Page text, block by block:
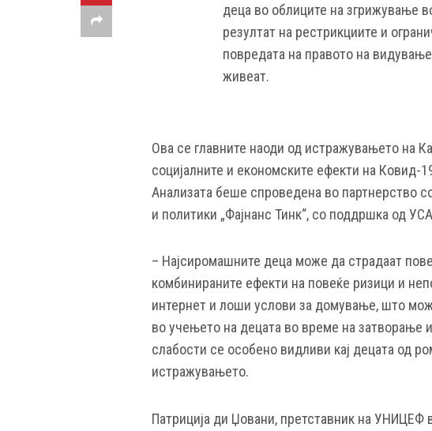
деца во облиците на згрижување
резултат на рестрикциите и
повредата на правото на
живеат.
Ова се главните наоди од истражувањето на
социјалните и економските ефекти на Ковид-
Анализата беше спроведена во партнерство
и политики „Фајнанс Тинк“, со поддршка од
– Најсиромашните деца може да страдаат
комбинираните ефекти на повеќе ризици и
интернет и лоши услови за домување, што
во учењето на децата во време на затворање
слабости се особено видливи кај децата од
истражувањето.
Патриција ди Џовани, претставник на УНИЦЕФ